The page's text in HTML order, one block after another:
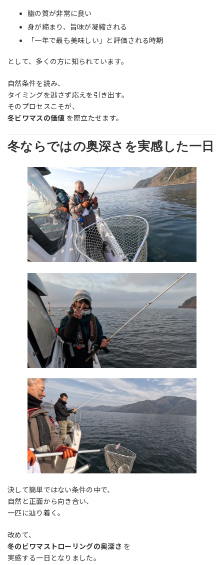
脂の質が非常に良い
身が締まり、旨味が凝縮される
「一年で最も美味しい」と評価される時期
として、多くの方に知られています。
自然条件を読み、
タイミングを逃さず応えを引き出す。
そのプロセスこそが、
冬ビワマスの価値 を際立たせます。
冬ならではの奥深さを実感した一日
決して簡単ではない条件の中で、
自然と正面から向き合い、
一匹に辿り着く。
改めて、
冬のビワマストローリングの奥深さ を
実感する一日となりました。